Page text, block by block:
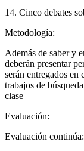
14. Cinco debates
Metodología:
Además de saber y
deberán presentar
serán entregados en
trabajos de
clase
Evaluación:
Evaluación continúa: